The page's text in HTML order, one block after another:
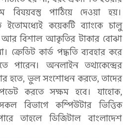
বিষয়বস্তু পাঠিয়ে দেওয়া হয়।
ইতোমধ্যেই কয়েকটি ব্যাংকে চালু
বিশাল আকৃতির টাকার বোঝা
কার্ড পদ্ধতি ব্যবহার করে
পারেন। অনলাইন তথ্যকেন্দ্রের
হতে, ভুল সংশোধন করতে, তাদের
করতে সক্ষম হবে। যাহোক,
বিভাগে কম্পিউটার ভিত্তিক
তাহলে ডিজিটাল বাংলাদেশ